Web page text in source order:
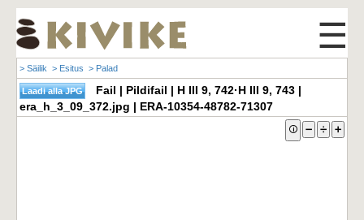
☰
> Säilik > Esitus > Palad
Fail | Pildifail | H III 9, 742·H III 9, 743 |
era_h_3_09_372.jpg | ERA-10354-48782-71307